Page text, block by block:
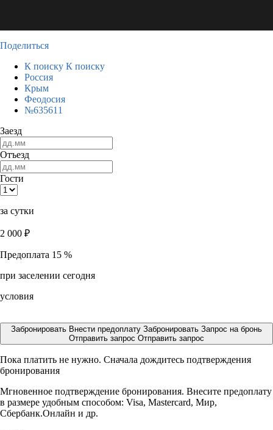
Поделиться
К поиску К поиску
Россия
Крым
Феодосия
№635611
Заезд
Отъезд
Гости
за сутки
2 000 ₽
Предоплата 15 %
при заселении сегодня
условия
Забронировать Внести предоплату Забронировать Запрос на бронь
Отправить запрос Отправить запрос
Пока платить не нужно. Сначала дождитесь подтверждения
бронирования
Мгновенное подтверждение бронирования. Внесите предоплату
в размере удобным способом: Visa, Mastercard, Мир,
Сбербанк.Онлайн и др.